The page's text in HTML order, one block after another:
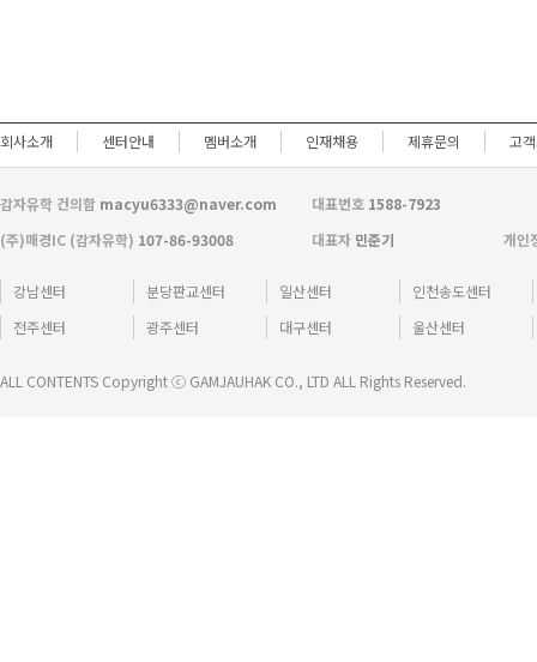
회사소개 센터안내 멤버소개 인재채용 제휴문의 고
감자유학 건의함 macyu6333@naver.com 대표번호 1588-7923
(주)매경IC (감자유학) 107-86-93008 대표자 민준기 개인
강남센터 분당판교센터 일산센터
인천송도센터
전주센터
광주센터 대구센터 울산센터
ALL CONTENTS Copyright ⓒ GAMJAUHAK CO., LTD ALL Rights Reserved.